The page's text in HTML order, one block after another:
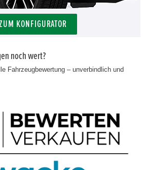
KONFIGURATOR
noch wert?
Fahrzeugbewertung – unverbindlich und